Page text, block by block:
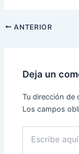
ANTERIOR
Deja un
Tu dirección de
Los campos
aquí...